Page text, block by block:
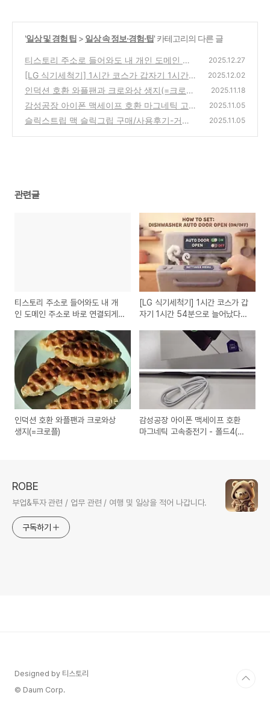
'일상 및 경험 팁 > 일상 속 정보·경험·팁' 카테고리의 다른 글
티스토리 주소로 들어와도 내 개인 도메인 주
소로 바로 연결되게 만들기
(0)
2025.12.27
[LG 식기세척기] 1시간 코스가 갑자기 1시간 5
4분으로 늘어났다면? (자동 문열림 설정 켜는
법)
(0)
2025.12.02
인덕션 호환 와플팬과 크로와상 생지(=크로
플)
(0)
2025.11.18
감성공장 아이폰 맥세이프 호환 마그네틱 고속
충전기 - 폴드4(안드로이드) 무선충전기 구매
2025.11.05
슬릭스트립 맥 슬릭그립 구매/사용후기-거치
2025.11.05
관련글
티스토리 주소로 들어와도 내 개
인 도메인 주소로 바로 연결되게
[LG 식기세척기] 1시간 코스가 갑
자기 1시간 54분으로 늘어났다
인덕션 호환 와플팬과 크로와상
생지(=크로플)
감성공장 아이폰 맥세이프 호환
마그네틱 고속충전기 - 폴드4(안
ROBE
부업&투자 관련 / 업무 관련 / 여행 및 일상을 적어 나갑니다.
구독하기
Designed by 티스토리
© Daum Corp.